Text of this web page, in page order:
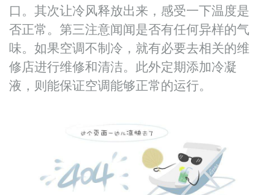
口。其次让冷风释放出来，感受一下温度是
否正常。第三注意闻闻是否有任何异样的气
味。如果空调不制冷，就有必要去相关的维
修店进行维修和清洁。此外定期添加冷凝
液，则能保证空调能够正常的运行。